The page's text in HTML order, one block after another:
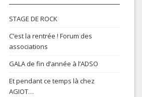
STAGE DE ROCK
C’est la rentrée ! Forum des
associations
GALA de fin d’année à l’ADSO
Et pendant ce temps là chez
AGIOT…